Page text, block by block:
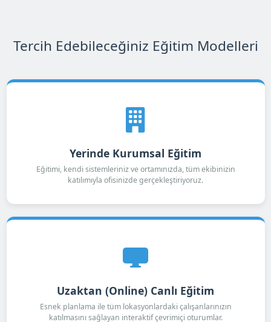
Tercih Edebileceğiniz Eğitim Modelleri
Yerinde Kurumsal Eğitim
Eğitimi, kendi sistemleriniz ve ortamınızda, tüm ekibinizin
katılımıyla ofisinizde gerçekleştiriyoruz.
Uzaktan (Online) Canlı Eğitim
Esnek planlama ile tüm lokasyonlardaki çalışanlarınızın
katılmasını sağlayan interaktif çevrimiçi oturumlar.